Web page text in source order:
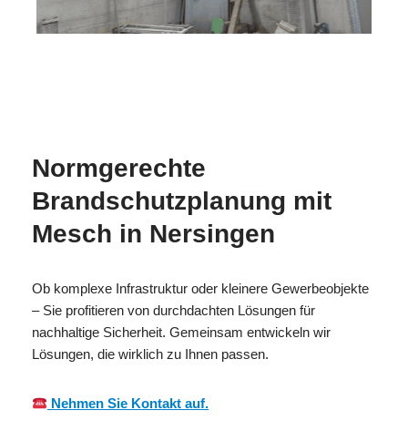
Normgerechte
Brandschutzplanung mit
Mesch in Nersingen
Ob komplexe Infrastruktur oder kleinere Gewerbeobjekte
– Sie profitieren von durchdachten Lösungen für
nachhaltige Sicherheit. Gemeinsam entwickeln wir
Lösungen, die wirklich zu Ihnen passen.
Nehmen Sie Kontakt auf.